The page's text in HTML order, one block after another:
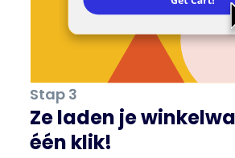
Stap 3
Ze laden je
één klik!